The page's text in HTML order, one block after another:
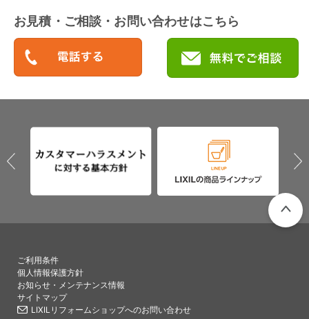
お見積・ご相談・お問い合わせはこちら
ご利用条件
個人情報保護方針
お知らせ・メンテナンス情報
サイトマップ
LIXILリフォームショップへのお問い合わせ